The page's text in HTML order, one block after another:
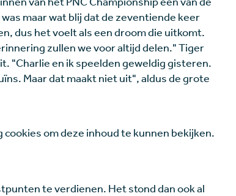
maar wat blij dat de zeventiende keer
dus het voelt als een droom die uitkomt.
zullen we voor altijd delen." Tiger
"Charlie en ik speelden geweldig gisteren.
Maar dat maakt niet uit", aldus de grote
om deze inhoud te kunnen bekijken.
te verdienen. Het stond dan ook al